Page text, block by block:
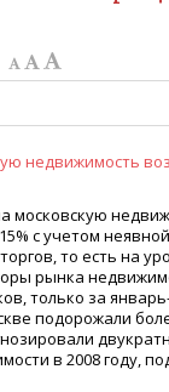
московскую
с учетом
то есть на
рынка
только за
подорожали
в 2008 году,